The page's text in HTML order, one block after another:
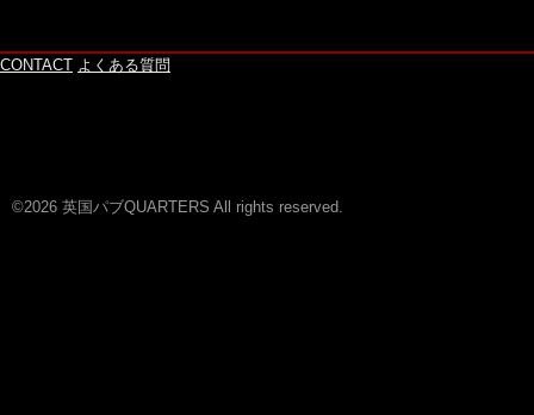
CONTACT よくある質問
©2026 英国パブQUARTERS All rights reserved.